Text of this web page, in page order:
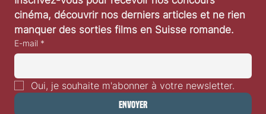
cinéma, découvrir nos derniers articles et ne rien
manquer des sorties films en Suisse romande.
E-mail *
Oui, je souhaite m'abonner à votre newsletter.
Envoyer